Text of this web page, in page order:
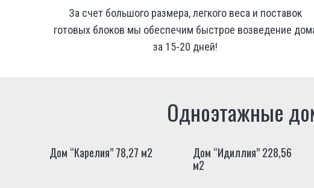
За счет большого размера, легкого веса и поставок
готовых блоков мы обеспечим быстрое возведение
за 15-20 дней!
Одноэтажные
Дом “Карелия” 78,27 м2
Дом “Идиллия” 228,56
м2